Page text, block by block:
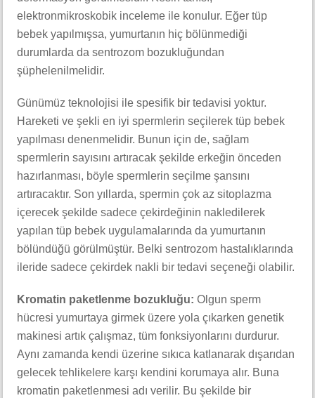
elektronmikroskobik inceleme ile konulur. Eğer tüp
bebek yapılmışsa, yumurtanın hiç bölünmediği
durumlarda da sentrozom bozukluğundan
şüphelenilmelidir.
Günümüz teknolojisi ile spesifik bir tedavisi yoktur.
Hareketi ve şekli en iyi spermlerin seçilerek tüp bebek
yapılması denenmelidir. Bunun için de, sağlam
spermlerin sayısını artıracak şekilde erkeğin önceden
hazırlanması, böyle spermlerin seçilme şansını
artıracaktır. Son yıllarda, spermin çok az sitoplazma
içerecek şekilde sadece çekirdeğinin nakledilerek
yapılan tüp bebek uygulamalarında da yumurtanın
bölündüğü görülmüştür. Belki sentrozom hastalıklarında
ileride sadece çekirdek nakli bir tedavi seçeneği olabilir.
Kromatin paketlenme bozukluğu: Olgun sperm
hücresi yumurtaya girmek üzere yola çıkarken genetik
makinesi artık çalışmaz, tüm fonksiyonlarını durdurur.
Aynı zamanda kendi üzerine sıkıca katlanarak dışarıdan
gelecek tehlikelere karşı kendini korumaya alır. Buna
kromatin paketlenmesi adı verilir. Bu şekilde bir